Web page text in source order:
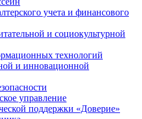
учета и финансового
и социокультурной
технологий
и инновационной
управление
поддержки «Доверие»